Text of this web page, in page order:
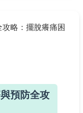
預防全攻